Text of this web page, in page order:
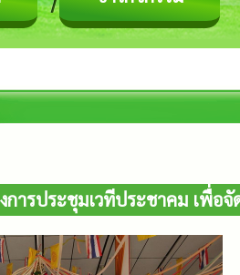
การประชุมเวทีประชาคม เ